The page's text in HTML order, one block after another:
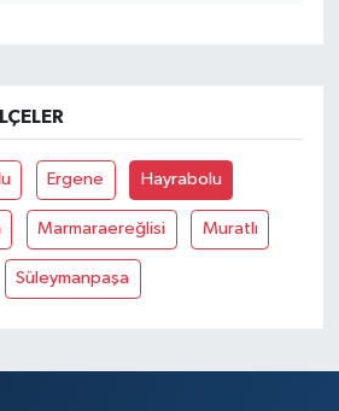
Ergene Hayrabolu
Marmaraereğlisi Muratlı
Süleymanpaşa